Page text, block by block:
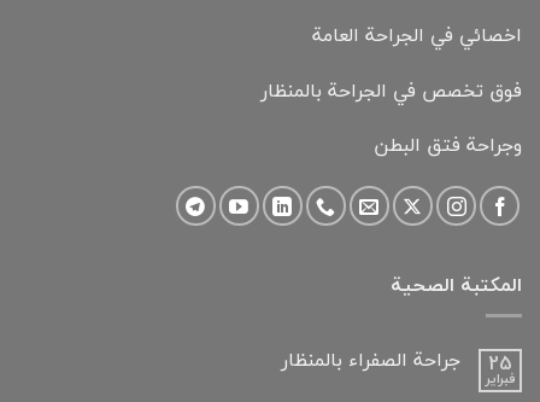
اخصائي في الجراحة العامة
فوق تخصص في الجراحة بالمنظار
وجراحة فتق البطن
المكتبة الصحية
25
فبراير
جراحة الصفراء بالمنظار